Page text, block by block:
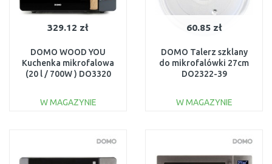
329.12 zł
DOMO WOOD YOU
Kuchenka mikrofalowa
(20 l / 700W ) DO3320
W MAGAZYNIE
Do porównania
60.85 zł
DOMO Talerz szklany
do mikrofalówki 27cm
DO2322-39
W MAGAZYNIE
Do porównania